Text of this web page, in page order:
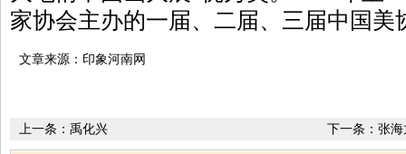
家协会主办的一届、二届、三届中国美
文章来源：印象河南网
下一条： 张海
上一条： 禹化兴